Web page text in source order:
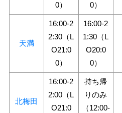
0）
0）
天満
16:00-2
2:30（L
O21:0
0）
16:00-2
1:30（L
O20:0
0）
北梅田
16:00-2
2:00（L
O21:0
持ち帰
りのみ
（12:00-